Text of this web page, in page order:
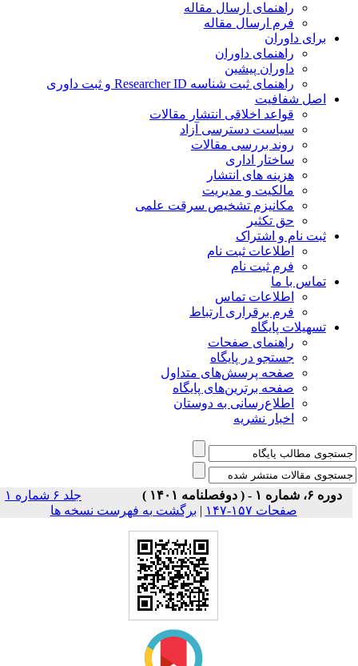
راهنمای ارسال مقاله
فرم ارسال مقاله
داوران
راهنمای داوران
داوران پیشین
راهنمای ثبت شناسه Researcher ID و ثبت داوری
شفافیت
قواعد اخلاقی انتشار مقالات
سیاست دسترسی آزاد
روند بررسی مقالات
ساختار اداری
هزینه های انتشار
مالکیت و مدیریت
ﻣﮑﺎﻧﯿﺰم ﺗﺸﺨﯿﺺ ﺳﺮﻗﺖ ﻋﻠﻤﯽ
حق تکثیر
نام و اشتراک
اطلاعات ثبت نام
فرم ثبت نام
با ما
اطلاعات تماس
فرم برقراری ارتباط
پایگاه
راهنمای صفحات
جستجو در پایگاه
صفحه پرسش‌های متداول
صفحه برترین‌های پایگاه
اطلاع‌رسانی به دوستان
اخبار نشریه
جلد ۶ شماره ۱
|برگشت به فهرست نسخه ها